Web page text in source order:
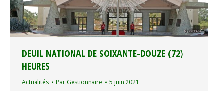
DEUIL NATIONAL DE SOIXANTE-DOUZE (72)
HEURES
Actualités Par Gestionnaire 5 juin 2021